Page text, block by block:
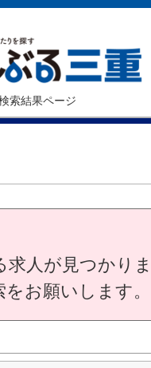
索結果ページ
求人が見つかり
お願いします。